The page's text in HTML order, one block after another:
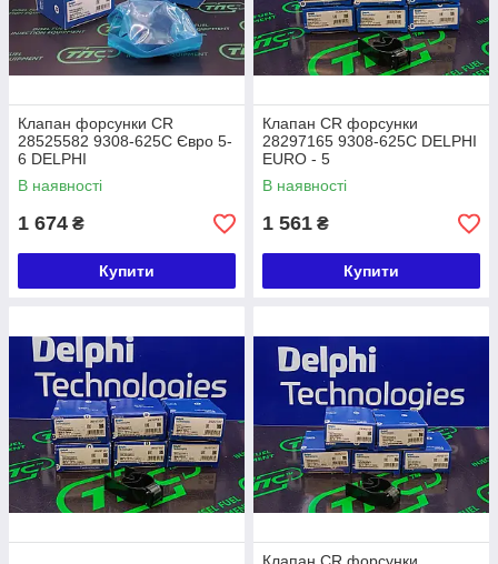
Клапан форсунки CR
28525582 9308-625C Євро 5-
6 DELPHI
В наявності
1 674 ₴
Купити
Клапан CR форсунки
28297165 9308-625C DELPHI
EURO - 5
В наявності
1 561 ₴
Купити